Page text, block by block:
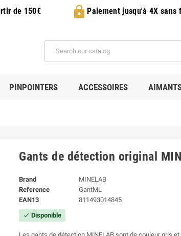
de 150€ lockPaiement jusqu'à 4X
PINPOINTERS ACCESSOIRES
Gants de détection original
Brand
MINELAB
Reference
GantML
EAN13
811493014845
check Disponible